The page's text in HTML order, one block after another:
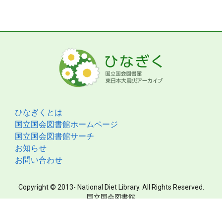
ひなぎくとは
国立国会図書館ホームページ
国立国会図書館サーチ
お知らせ
お問い合わせ
Copyright © 2013- National Diet Library. All Rights Reserved.